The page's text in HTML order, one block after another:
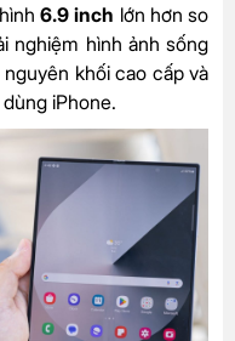
6.9 inch lớn hơn so
nghiệm hình ảnh sống
khối cao cấp và
iPhone.